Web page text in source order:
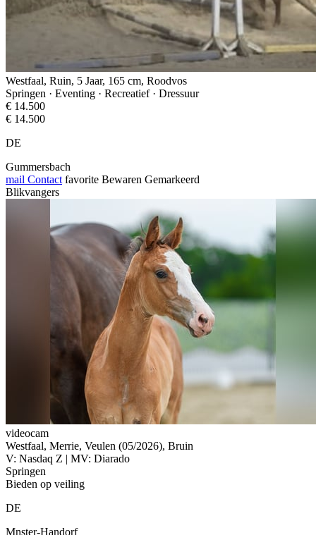
Westfaal, Ruin, 5 Jaar, 165 cm, Roodvos
Springen · Eventing · Recreatief · Dressuur
€ 14.500
€ 14.500
DE
Gummersbach
mail Contact favorite Bewaren Gemarkeerd
Blikvangers
videocam
Westfaal, Merrie, Veulen (05/2026), Bruin
V: Nasdaq Z | MV: Diarado
Springen
Bieden op veiling
DE
Mnster-Handorf